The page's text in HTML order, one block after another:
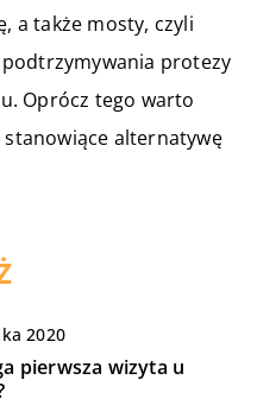
a także mosty, czyli
podtrzymywania protezy
Oprócz tego warto
alternatywę
2020
pierwsza wizyta u